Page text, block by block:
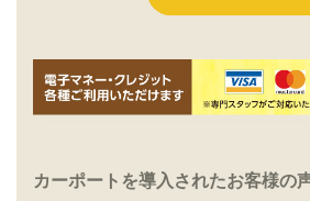
カーポートを導入されたお客様の